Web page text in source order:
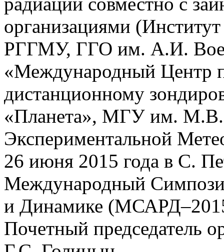
организациями
РГГМУ, ГГО им. А.И.
«Международный Центр
дистанционному
«Планета», МГУ им. М.В.
Экспериментальной
26 июня 2015 года в С.
Международный
и Динамике
Почетный председатель